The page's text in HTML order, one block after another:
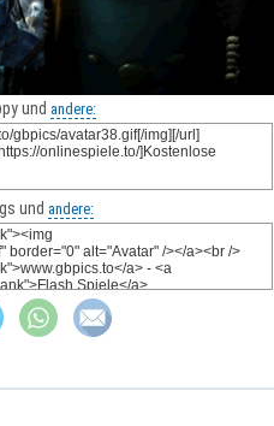
und andere:
und andere: